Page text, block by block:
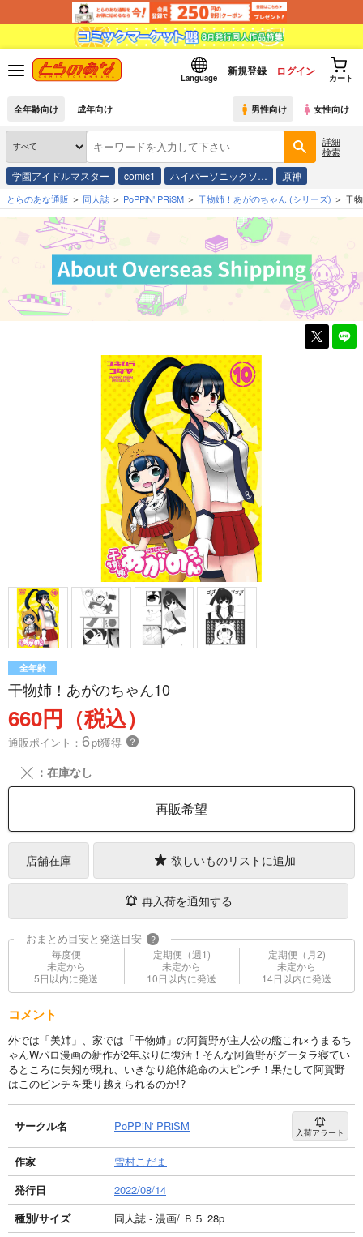
Language
新規登録 ログイン
カート
全年齢向け 成年向け 男性向け 女性向け
詳細
検索
学園アイドルマスター comic1 ハイパーソニックソ… 原神
とらのあな通販 同人誌 PoPPiN' PRiSM 干物姉！あがのちゃん (シリーズ) 干
全年齢
干物姉！あがのちゃん10
660円（税込）
通販ポイント： 6pt獲得 ？
╳ ：在庫なし
再販希望
店舗在庫 欲しいものリストに追加
再入荷を通知する
おまとめ目安と発送目安 ?
毎度便
未定から
5日以内に発送
定期便（週1)
未定から
10日以内に発送
定期便（月2)
未定から
14日以内に発送
コメント
外では「美姉」、家では「干物姉」の阿賀野が主人公の艦これ×うまるち
ゃんWパロ漫画の新作が2年ぶりに復活！そんな阿賀野がグータラ寝てい
るところに矢矧が現れ、いきなり絶体絶命の大ピンチ！果たして阿賀野
はこのピンチを乗り越えられるのか!?
サークル名 PoPPiN' PRiSM 入荷アラート
作家
雪村こだま
発行日
2022/08/14
種別/サイズ
同人誌 - 漫画/ Ｂ５ 28p